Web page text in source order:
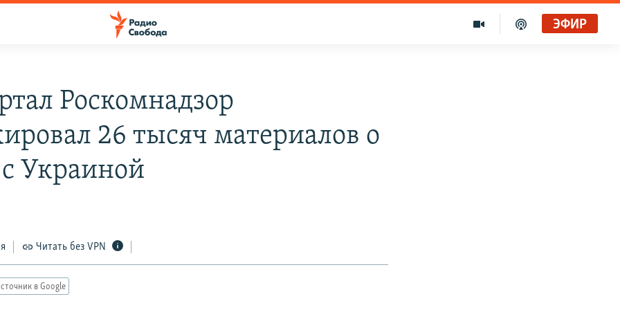
ЭФИР
Роскомнадзор
26 тысяч материалов о
Украиной
Читать без VPN
в Google